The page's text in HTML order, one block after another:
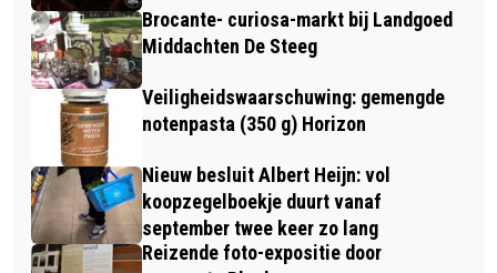
Brocante- curiosa-markt bij Landgoed
Middachten De Steeg
Veiligheidswaarschuwing: gemengde
notenpasta (350 g) Horizon
Nieuw besluit Albert Heijn: vol
koopzegelboekje duurt vanaf
september twee keer zo lang
Reizende foto-expositie door